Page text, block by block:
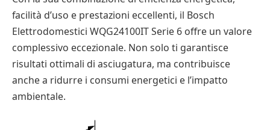
facilità d’uso e prestazioni eccellenti, il Bosch
Elettrodomestici WQG24100IT Serie 6 offre un valore
complessivo eccezionale. Non solo ti garantisce
risultati ottimali di asciugatura, ma contribuisce
anche a ridurre i consumi energetici e l’impatto
ambientale.